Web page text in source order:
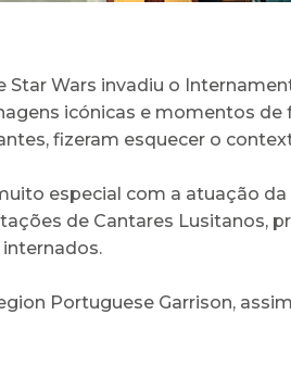
Star Wars invadiu o
icónicas e momentos
fizeram esquecer o
especial com a atuação
de Cantares
Portuguese Garrison,